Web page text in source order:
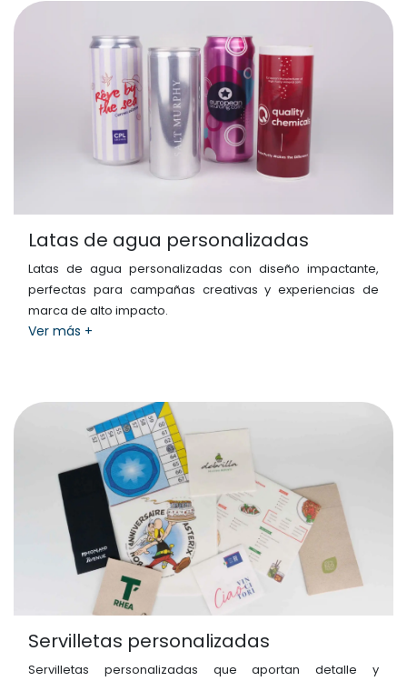
Latas de agua personalizadas
Latas de agua personalizadas con diseño impactante,
perfectas para campañas creativas y experiencias de
marca de alto impacto.
Ver más +
Servilletas personalizadas
Servilletas personalizadas que aportan detalle y